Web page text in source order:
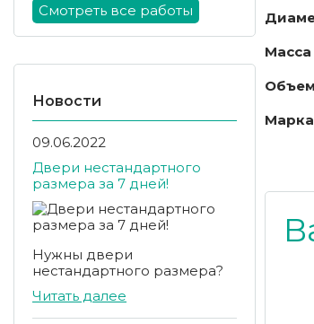
Смотреть все работы
Новости
09.06.2022
Двери нестандартного
размера за 7 дней!
Нужны двери
нестандартного размера?
Читать далее
Масса